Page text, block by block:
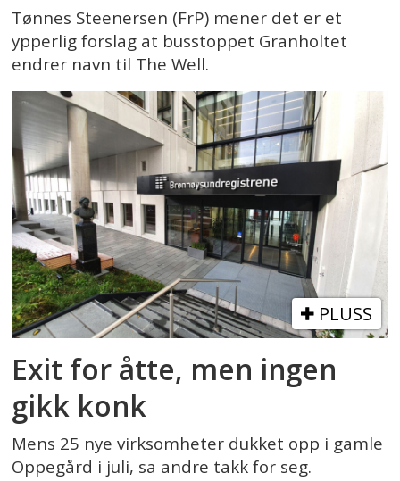
Tønnes Steenersen (FrP) mener det er et
ypperlig forslag at busstoppet Granholtet
endrer navn til The Well.
PLUSS
Exit for åtte, men ingen
gikk konk
Mens 25 nye virksomheter dukket opp i gamle
Oppegård i juli, sa andre takk for seg.